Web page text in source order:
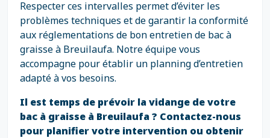
Respecter ces intervalles permet d’éviter les
problèmes techniques et de garantir la conformité
aux réglementations de bon entretien de bac à
graisse à Breuilaufa. Notre équipe vous
accompagne pour établir un planning d’entretien
adapté à vos besoins.
Il est temps de prévoir la vidange de votre
bac à graisse à Breuilaufa ? Contactez-nous
pour planifier votre intervention ou obtenir